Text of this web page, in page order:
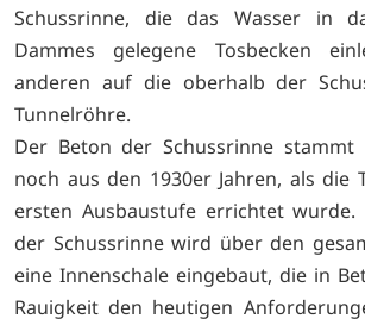
Schussrinne, die das Wasser in
Dammes gelegene Tosbecken
anderen auf die oberhalb der
Tunnelröhre.
Der Beton der Schussrinne stammt
noch aus den 1930er Jahren, als die
ersten Ausbaustufe errichtet wurde.
der Schussrinne wird über den
eine Innenschale eingebaut, die in
Rauigkeit den heutigen